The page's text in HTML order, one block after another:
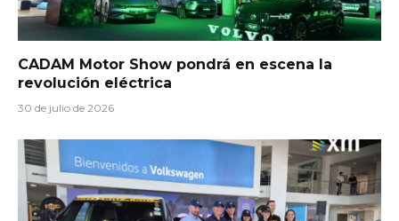
CADAM Motor Show pondrá en escena la
revolución eléctrica
30 de julio de 2026